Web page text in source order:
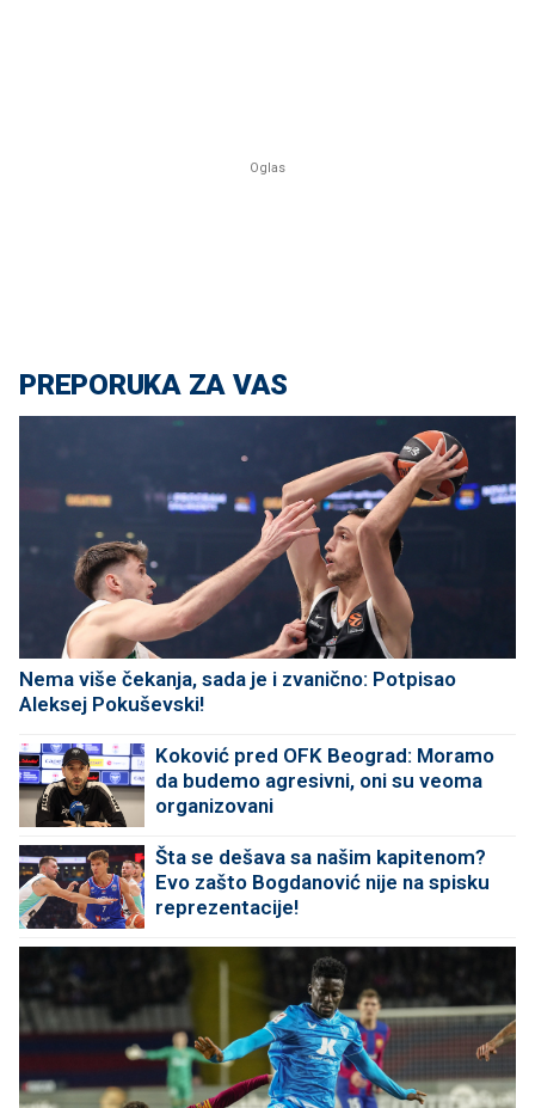
PREPORUKA ZA VAS
Nema više čekanja, sada je i zvanično: Potpisao
Aleksej Pokuševski!
Koković pred OFK Beograd: Moramo
da budemo agresivni, oni su veoma
organizovani
Šta se dešava sa našim kapitenom?
Evo zašto Bogdanović nije na spisku
reprezentacije!